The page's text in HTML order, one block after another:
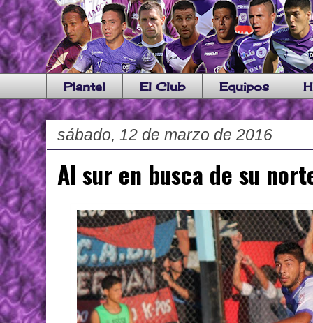
Plantel El Club Equipos
sábado, 12 de marzo de 2016
Al sur en busca de su